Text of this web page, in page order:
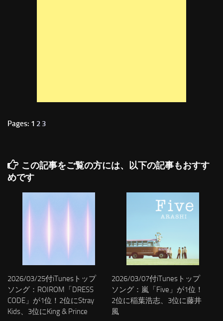
Pages: 1 2 3
この記事をご覧の方には、以下の記事もおすす
めです
2026/03/25付iTunesトップ
ソング：ROIROM「DRESS
CODE」が1位！2位にStray
Kids、3位にKing & Prince
2026/03/07付iTunesトップ
ソング：嵐「Five」が1位！
2位に稲葉浩志、3位に藤井
風